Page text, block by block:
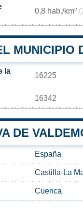
0,8 hab./km²
MUNICIPIO
la
16225
16342
DE
España
Castilla-La
Cuenca